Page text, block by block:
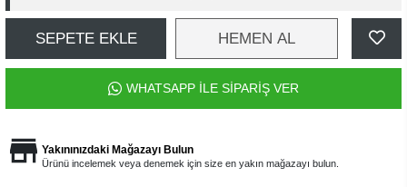
SEPETE EKLE HEMEN AL
WHATSAPP İLE SİPARİŞ VER
Yakınınızdaki Mağazayı Bulun
Ürünü incelemek veya denemek için size en yakın mağazayı bulun.